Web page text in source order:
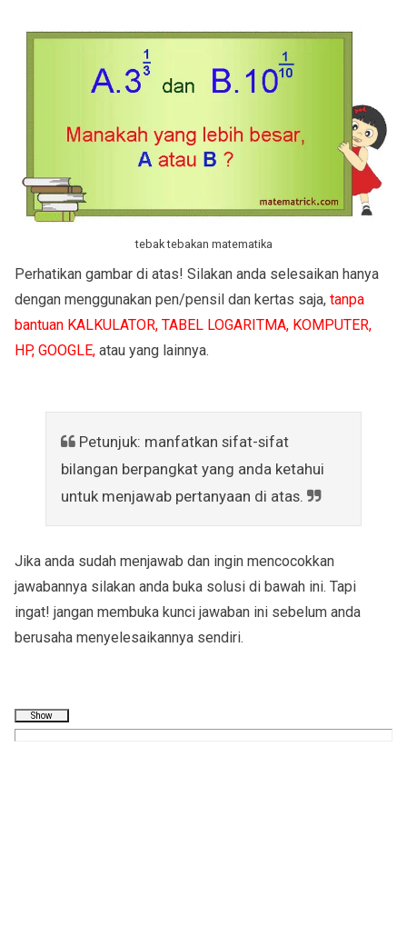
tebak tebakan matematika
Perhatikan gambar di atas! Silakan anda selesaikan hanya
dengan menggunakan pen/pensil dan kertas saja, tanpa
bantuan KALKULATOR, TABEL LOGARITMA, KOMPUTER,
HP, GOOGLE, atau yang lainnya.
Petunjuk: manfatkan sifat-sifat
bilangan berpangkat yang anda ketahui
untuk menjawab pertanyaan di atas.
Jika anda sudah menjawab dan ingin mencocokkan
jawabannya silakan anda buka solusi di bawah ini. Tapi
ingat! jangan membuka kunci jawaban ini sebelum anda
berusaha menyelesaikannya sendiri.